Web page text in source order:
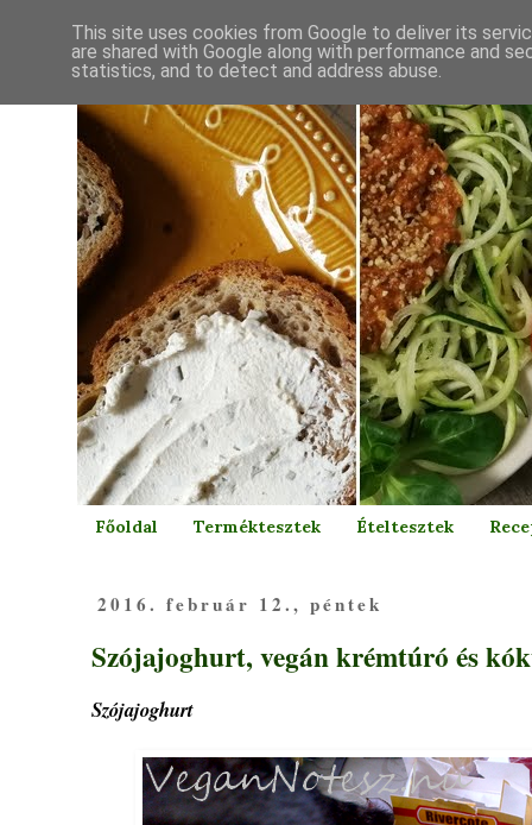
Főoldal Terméktesztek Ételtesztek
2016. február 12., péntek
Szójajoghurt, vegán krémtúró és
Szójajoghurt
This site uses cookies from Google to deliver its
are shared with Google along with performance and
statistics, and to detect and address abuse.